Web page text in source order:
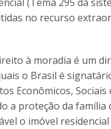
no recurso
à moradia é um
o Brasil é
Econômicos,
a proteção da família
o imóvel